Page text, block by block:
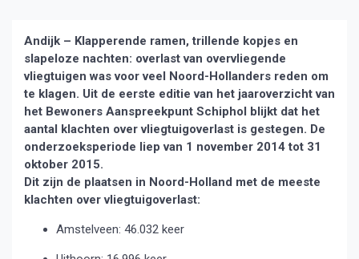
Andijk – Klapperende ramen, trillende kopjes en
slapeloze nachten: overlast van overvliegende
vliegtuigen was voor veel Noord-Hollanders reden om
te klagen. Uit de eerste editie van het jaaroverzicht van
het Bewoners Aanspreekpunt Schiphol blijkt dat het
aantal klachten over vliegtuigoverlast is gestegen. De
onderzoeksperiode liep van 1 november 2014 tot 31
oktober 2015.
Dit zijn de plaatsen in Noord-Holland met de meeste
klachten over vliegtuigoverlast:
Amstelveen: 46.032 keer